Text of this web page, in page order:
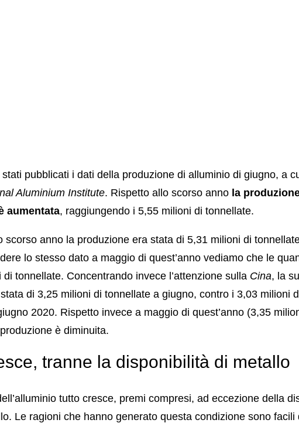
pubblicati i dati della produzione di alluminio di giugno, a
Aluminium Institute. Rispetto allo scorso anno la
aumentata, raggiungendo i 5,55 milioni di tonnellate.
scorso anno la produzione era stata di 5,31 milioni di
lo stesso dato a maggio di quest’anno vediamo che le
tonnellate. Concentrando invece l’attenzione sulla Cina, la
di 3,25 milioni di tonnellate a giugno, contro i 3,03 milioni
2020. Rispetto invece a maggio di quest’anno (3,35
è diminuita.
tranne la disponibilità di metallo
tutto cresce, premi compresi, ad eccezione della
Le ragioni che hanno generato questa condizione sono facili